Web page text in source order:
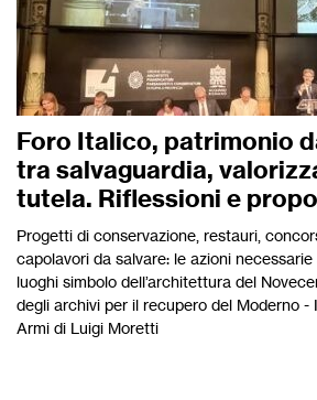
Foro Italico, patrimonio
tra salvaguardia,
tutela. Riflessioni e
Progetti di conservazione, restauri,
capolavori da salvare: le azioni
luoghi simbolo dell’architettura del
degli archivi per il recupero del Moderno -
Armi di Luigi Moretti